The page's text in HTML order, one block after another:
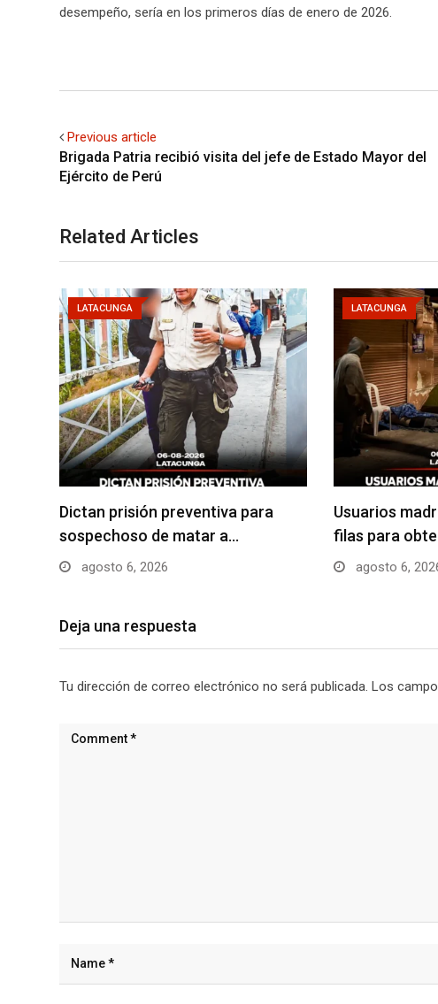
desempeño, sería en los primeros días de enero de 2026.
Previous article
Brigada Patria recibió visita del jefe de Estado Mayor del
Ejército de Perú
Related Articles
LATACUNGA
Dictan prisión preventiva para
sospechoso de matar a…
agosto 6, 2026
LATACUNGA
Usuarios
filas para
agosto 6,
Deja una respuesta
Tu dirección de correo electrónico no será publicada. Los